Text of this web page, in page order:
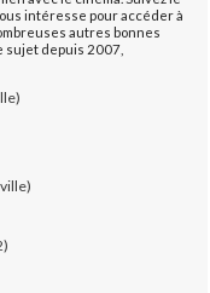
intéresse pour accéder à
autres bonnes
sujet depuis 2007,